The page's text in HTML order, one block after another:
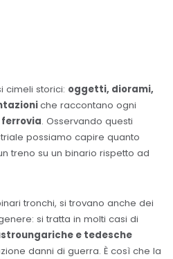
cimeli storici: oggetti, diorami,
che raccontano ogni
. Osservando questi
possiamo capire quanto
treno su un binario rispetto ad
tronchi, si trovano anche dei
si tratta in molti casi di
e tedesche
danni di guerra. È così che la